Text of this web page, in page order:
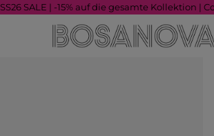
SS26 SALE | -15% auf die gesamte Kollektion |